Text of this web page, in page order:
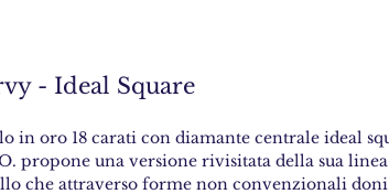
- Ideal Square
in oro 18 carati con diamante centrale ideal
propone una versione rivisitata della sua
che attraverso forme non convenzionali